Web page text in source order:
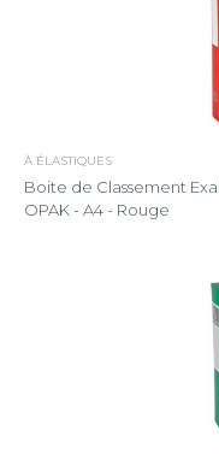
À ÉLASTIQUES
Boite de Classement
OPAK - A4 - Rouge